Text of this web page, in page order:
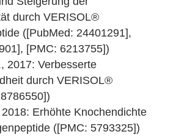
durch VERISOL®
([PubMed: 24401291],
[PMC: 6213755])
2017: Verbesserte
durch VERISOL®
Erhöhte Knochendichte
([PMC: 5793325])